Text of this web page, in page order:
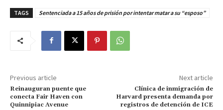
TAGS Sentenciada a 15 años de prisión por intentar matar a su “esposo”
Previous article
Reinauguran puente que
conecta Fair Haven con
Quinnipiac Avenue
Next article
Clínica de inmigración de
Harvard presenta demanda por
registros de detención de ICE